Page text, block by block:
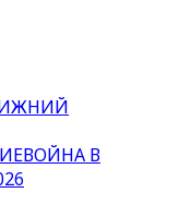
ВОЙНА В